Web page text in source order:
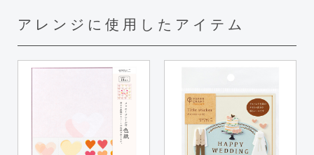
アレンジに使用したアイテム